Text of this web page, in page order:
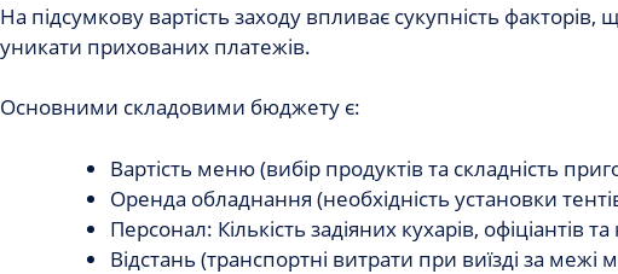
На підсумкову вартість заходу впливає сукупність
уникати прихованих платежів.
Основними складовими бюджету є:
Вартість меню (вибір продуктів та складність
Оренда обладнання (необхідність установки
Персонал: Кількість задіяних кухарів, офіціантів та
Відстань (транспортні витрати при виїзді за межі